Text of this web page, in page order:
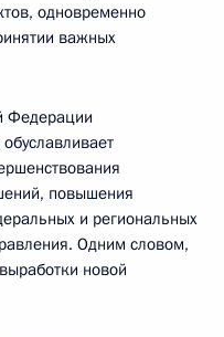
одновременно
важных
Федерации
повышения
и региональных
Одним словом,
новой